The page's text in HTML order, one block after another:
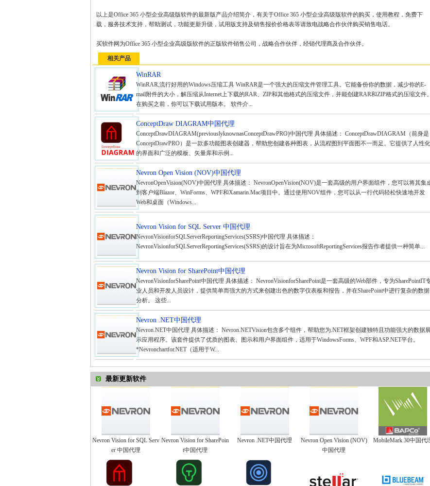
以上是Office 365 小型企业高级版软件的最新版产品介绍简介，有关于Office 365 小型企业高级版软件的购买，使用教程，免费下
载，服务技术支持，帮助测试，功能更新升级，试用版支持及销售报价价格表等请致电战略合作伙伴购买销售电话。
买软件网为Office 365 小型企业高级版软件的正版软件销售公司，战略合作伙伴，经销代理商及合作伙伴。
相关产品
WinRAR
WinRAR,流行好用的Windows压缩工具 WinRAR是一个强大的压缩文件管理工具。它能备份你的数据，减少你的E-
mail附件的大小，解压缩从Internet上下载的RAR、ZIP和其他格式的压缩文件，并能创建RAR和ZIP格式的压缩文件。
在购买之前，你可以下载试用版本。 软件介...
ConceptDraw DIAGRAM中国代理
ConceptDrawDIAGRAM(previouslyknownasConceptDrawPRO)中国代理 具体描述： ConceptDrawDIAGRAM（前身是
ConceptDrawPRO）是一款多功能图表创建器，帮助您创建各种图表，从流程图到平面图不一而足。它提供了人性化
的界面和广泛的模板、矢量库和示例...
Nevron Open Vision (NOV)中国代理
NevronOpenVision(NOV)中国代理 具体描述： NevronOpenVision(NOV)是一套高级的用户界面组件，您可以将其集
到客户端Blazor、WinForms、WPF和Xamarin.Mac项目中。通过使用NOV组件，您可以从一行代码轻松快速地开发
Web和桌面（Windows...
Nevron Vision for SQL Server 中国代理
NevronVisionforSQLServerReportingServices(SSRS)中国代理 具体描述：
NevronVisionforSQLServerReportingServices(SSRS)的设计旨在为MicrosoftReportingServices报告作者提供一种简单...
Nevron Vision for SharePoint中国代理
NevronVisionforSharePoint中国代理 具体描述： NevronVisionforSharePoint是一套高级的Web部件，专为SharePointIT
业人员和开发人员设计，提供简单而强大的方式来创建出色的数字仪表板和报告，并在SharePoint中进行复杂的数据
分析。 这些...
Nevron .NET中国代理
Nevron.NET中国代理 具体描述： Nevron.NETVision包含多个组件，帮助您为.NET框架创建独特且功能强大的数据展
示应用程序。该套件提供了优质的图表、图示和用户界面组件，适用于WindowsForms、WPF和ASP.NET平台。
*Nevronchartfor.NET（适用于W...
最新更新软件
Nevron Vision for SQL Serv
er 中国代理
Nevron Vision for SharePoin
t中国代理
Nevron .NET中国代理
Nevron Open Vision (NOV)
中国代理
MobileMark 30中国代